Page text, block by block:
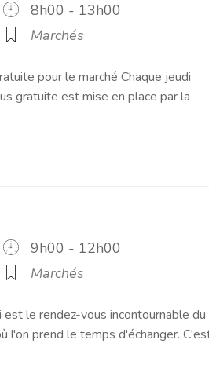
8h00 - 13h00
Marchés
pour le marché Chaque jeudi
gratuite est mise en place par la
9h00 - 12h00
Marchés
le rendez-vous incontournable du
l'on prend le temps d'échanger.